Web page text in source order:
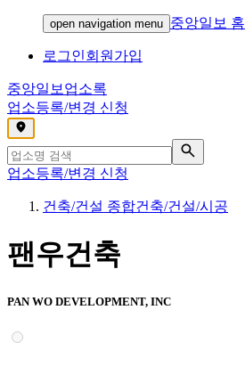
open navigation menu 중앙일보 홈
로그인회원가입
중앙일보 업소록
업소등록/변경 신청
,
업소등록/변경 신청
건축/건설 종합건축/건설/시공
팬우건축
PAN WO DEVELOPMENT, INC